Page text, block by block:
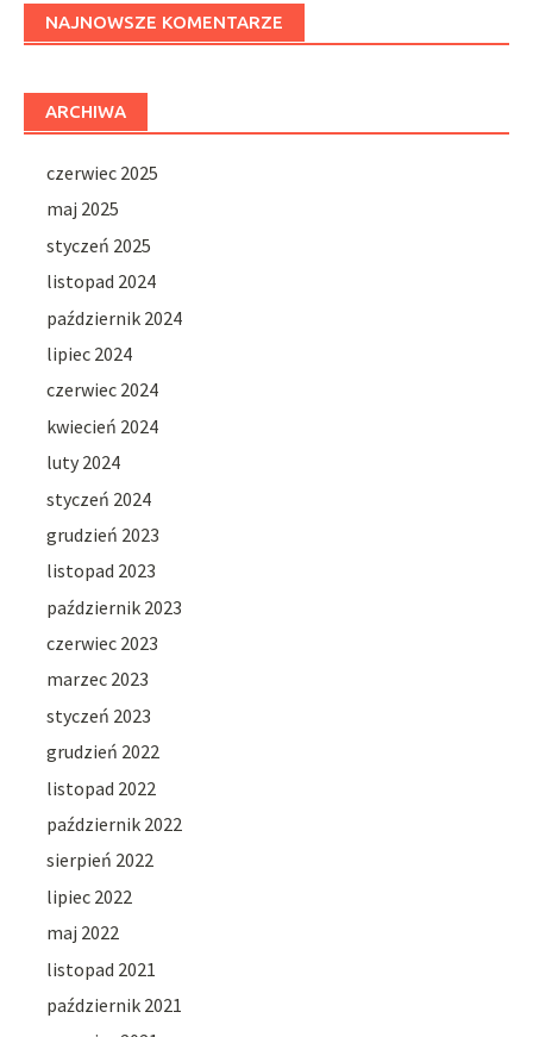
NAJNOWSZE KOMENTARZE
ARCHIWA
czerwiec 2025
maj 2025
styczeń 2025
listopad 2024
październik 2024
lipiec 2024
czerwiec 2024
kwiecień 2024
luty 2024
styczeń 2024
grudzień 2023
listopad 2023
październik 2023
czerwiec 2023
marzec 2023
styczeń 2023
grudzień 2022
listopad 2022
październik 2022
sierpień 2022
lipiec 2022
maj 2022
listopad 2021
październik 2021